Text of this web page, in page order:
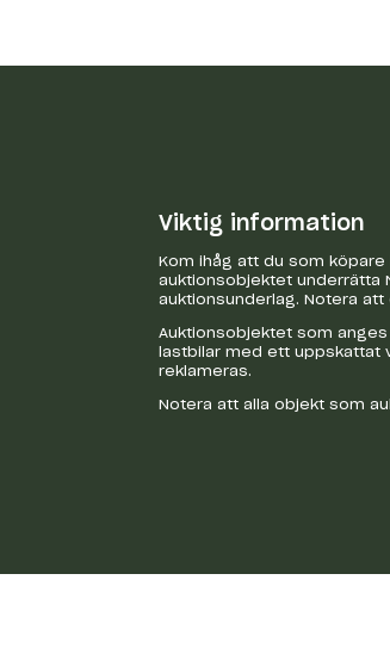
Viktig information
Kom ihåg att du som
auktionsobjektet underrätta
auktionsunderlag. Notera
Auktionsobjektet som
lastbilar med ett uppskattat
reklameras.
Notera att alla objekt som